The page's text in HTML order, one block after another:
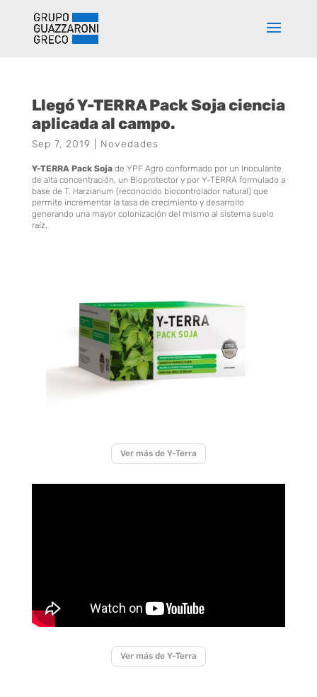
Llegó Y-TERRA Pack Soja ciencia
aplicada al campo.
Sep 7, 2019 Novedades
Y-TERRA Pack Sojade YPF Agro conformado por un Inoculante
de alta concentración, un Bioprotector y por Y-TERRA formulado a
base de T. Harzianum (reconocido biocontrolador natural) que
permite incrementar la tasa de crecimiento y desarrollo
generando una mayor colonización del mismo al sistema suelo
raíz.
Ver más de Y-Terra
Ver más de Y-Terra